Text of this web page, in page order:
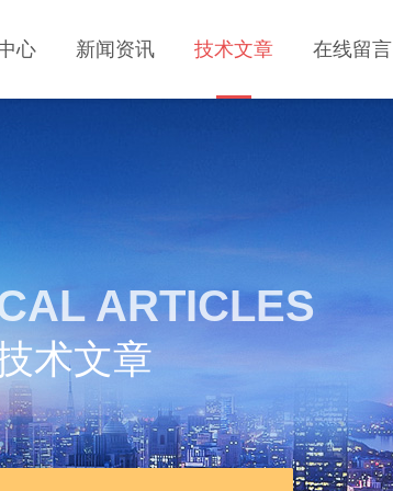
心 新闻资讯 技术文章 在线留言
ARTICLES
术文章